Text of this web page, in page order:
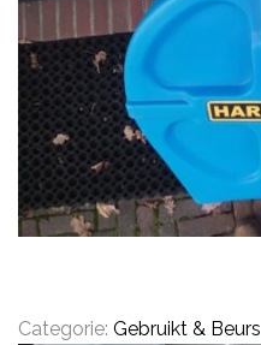
PERCUSSIE
ACCESSOIRES
Categorie: Gebruikt & Beurs